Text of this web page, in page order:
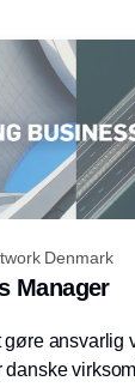
Denmark
Manager
ansvarlig
danske